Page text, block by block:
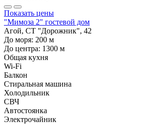
Показать цены
"Мимоза 2" гостевой дом
Агой, СТ "Дорожник", 42
До моря: 200 м
До центра: 1300 м
Общая кухня
Wi-Fi
Балкон
Стиральная машина
Холодильник
СВЧ
Автостоянка
Электрочайник